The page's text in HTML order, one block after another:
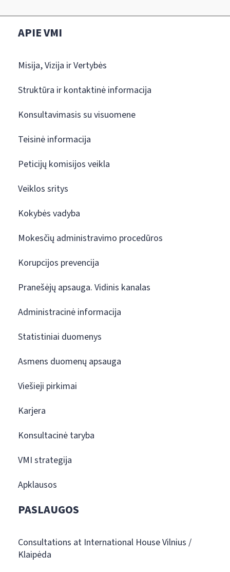
APIE VMI
Misija, Vizija ir Vertybės
Struktūra ir kontaktinė informacija
Konsultavimasis su visuomene
Teisinė informacija
Peticijų komisijos veikla
Veiklos sritys
Kokybės vadyba
Mokesčių administravimo procedūros
Korupcijos prevencija
Pranešėjų apsauga. Vidinis kanalas
Administracinė informacija
Statistiniai duomenys
Asmens duomenų apsauga
Viešieji pirkimai
Karjera
Konsultacinė taryba
VMI strategija
Apklausos
PASLAUGOS
Consultations at International House Vilnius /
Klaipėda